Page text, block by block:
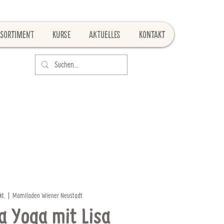
Sortiment Kurse Aktuelles Kontakt
  |
Mamiladen Wiener Neustadt
Yoga mit Lisa